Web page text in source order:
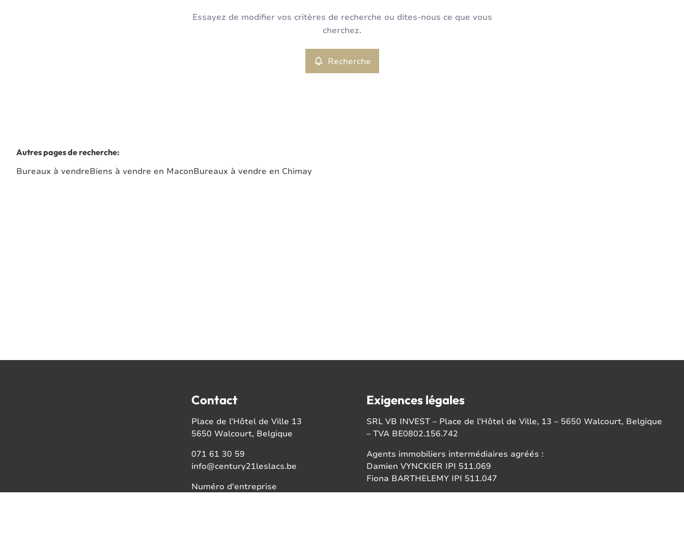
Essayez de modifier vos critères de recherche ou dites-nous ce que vous
cherchez.
Recherche
Autres pages de recherche:
Bureaux à vendreBiens à vendre en MaconBureaux à vendre en Chimay
Contact
Place de l’Hôtel de Ville 13
5650 Walcourt, Belgique
071 61 30 59
info@century21leslacs.be
Numéro d'entreprise
Exigences légales
SRL VB INVEST – Place de l’Hôtel de Ville, 13 – 5650 Walcourt, Belgique
– TVA BE0802.156.742
Agents immobiliers intermédiaires agréés :
Damien VYNCKIER IPI 511.069
Fiona BARTHELEMY IPI 511.047